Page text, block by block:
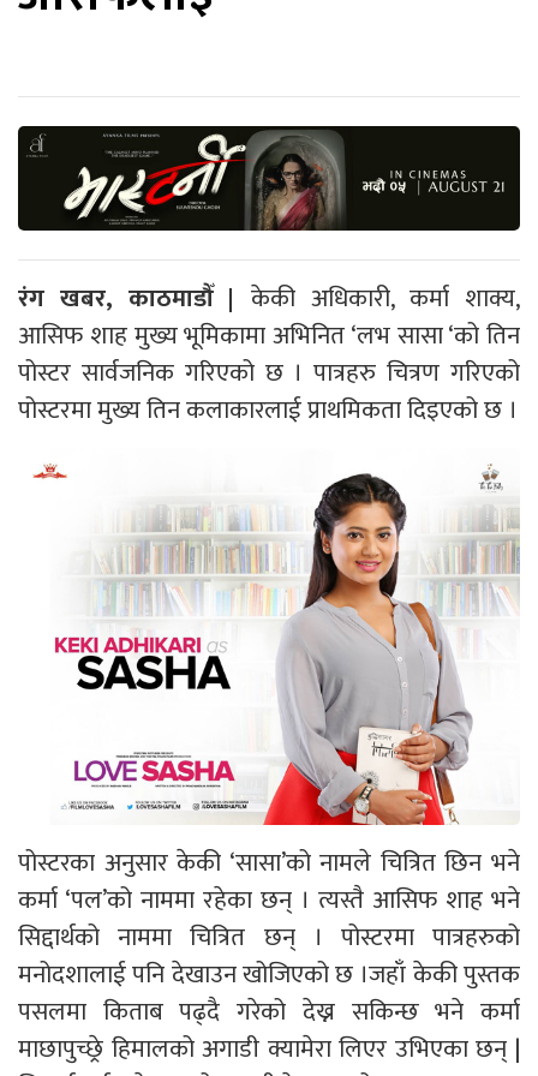
रंग खबर, काठमाडौँ | केकी अधिकारी, कर्मा शाक्य,
आसिफ शाह मुख्य भूमिकामा अभिनित ‘लभ सासा ‘को तिन
पोस्टर सार्वजनिक गरिएको छ । पात्रहरु चित्रण गरिएको
पोस्टरमा मुख्य तिन कलाकारलाई प्राथमिकता दिइएको छ ।
पोस्टरका अनुसार केकी ‘सासा’को नामले चित्रित छिन भने
कर्मा ‘पल’को नाममा रहेका छन् । त्यस्तै आसिफ शाह भने
सिद्दार्थको नाममा चित्रित छन् । पोस्टरमा पात्रहरुको
मनोदशालाई पनि देखाउन खोजिएको छ ।जहाँ केकी पुस्तक
पसलमा किताब पढ्दै गरेको देख्न सकिन्छ भने कर्मा
माछापुच्छ्रे हिमालको अगाडी क्यामेरा लिएर उभिएका छन् |